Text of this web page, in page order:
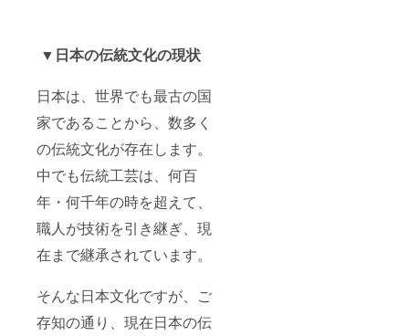
▼日本の伝統文化の現状
日本は、世界でも最古の国
家であることから、数多く
の伝統文化が存在します。
中でも伝統工芸は、何百
年・何千年の時を超えて、
職人が技術を引き継ぎ、現
在まで継承されています。
そんな日本文化ですが、ご
存知の通り、現在日本の伝